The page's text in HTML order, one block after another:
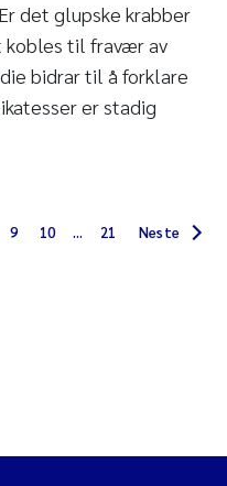
det glupske krabber
kobles til fravær av
bidrar til å forklare
er stadig
9 10 ... 21 Neste